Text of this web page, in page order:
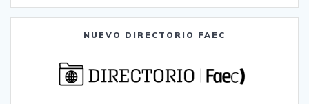
NUEVO DIRECTORIO FAEC